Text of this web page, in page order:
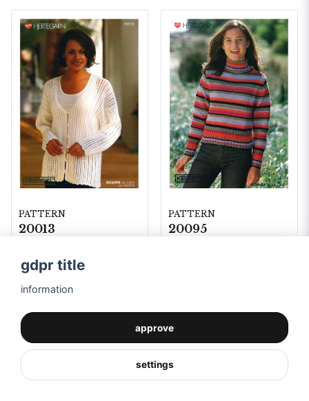
PATTERN
20013
PATTERN
20095
gdpr title
information
approve
settings